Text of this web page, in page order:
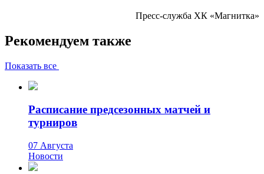
Пресс-служба ХК «Магнитка»
Рекомендуем также
Показать все
Расписание предсезонных матчей и
турниров
07 Августа
Новости